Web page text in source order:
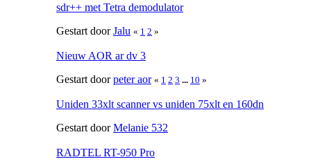
sdr++ met Tetra demodulator
Gestart doorJalu « 1 2 »
Nieuw AOR ar dv 3
Gestart doorpeter aor « 1 2 3 ... 10 »
Uniden 33xlt scanner vs uniden 75xlt en 160dn
Gestart doorMelanie 532
RADTEL RT-950 Pro